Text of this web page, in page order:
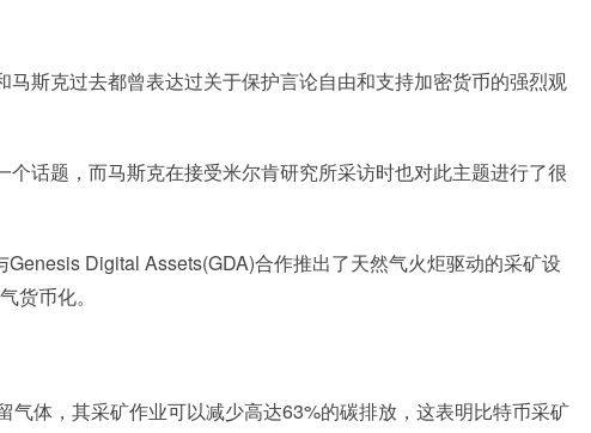
斯克过去都曾表达过关于保护言论自由和支持加密货币的强烈观
话题，而马斯克在接受米尔肯研究所采访时也对此主题进行了很
Digital Assets(GDA)合作推出了天然气火炬驱动的采矿设
货币化。
体，其采矿作业可以减少高达63%的碳排放，这表明比特币采矿